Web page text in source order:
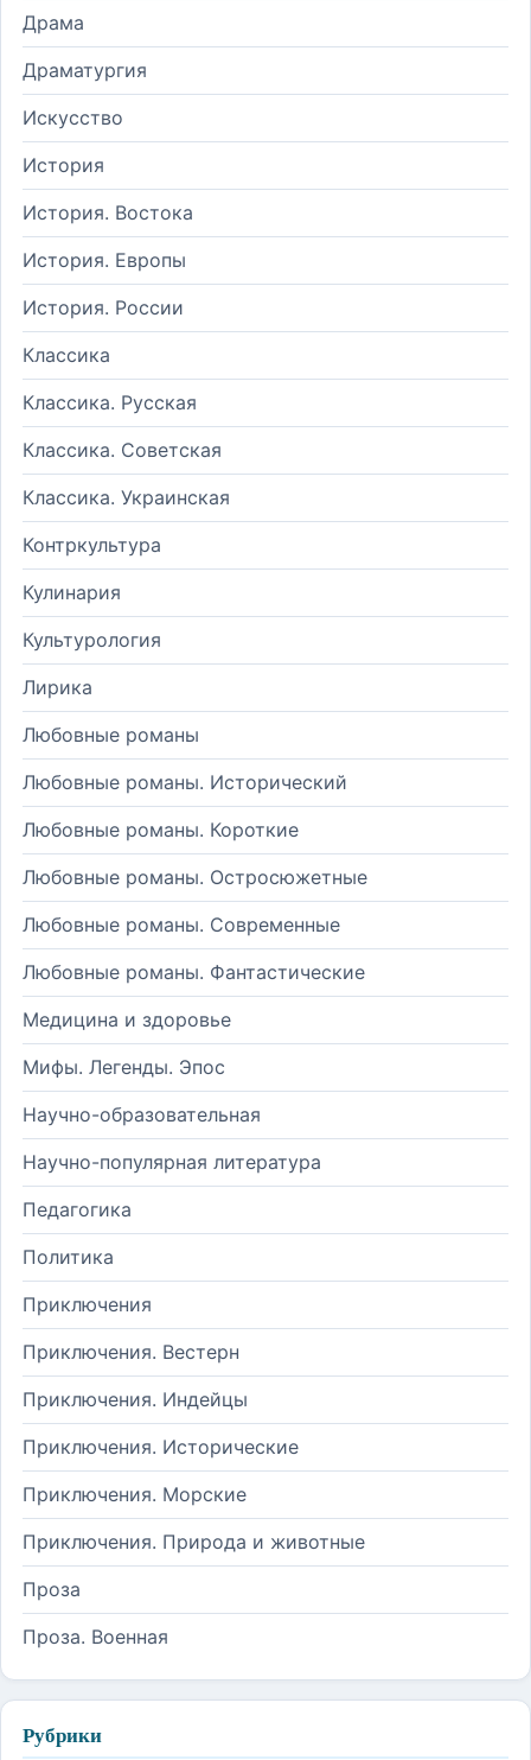
Драма
Драматургия
Искусство
История
История. Востока
История. Европы
История. России
Классика
Классика. Русская
Классика. Советская
Классика. Украинская
Контркультура
Кулинария
Культурология
Лирика
Любовные романы
Любовные романы. Исторический
Любовные романы. Короткие
Любовные романы. Остросюжетные
Любовные романы. Современные
Любовные романы. Фантастические
Медицина и здоровье
Мифы. Легенды. Эпос
Научно-образовательная
Научно-популярная литература
Педагогика
Политика
Приключения
Приключения. Вестерн
Приключения. Индейцы
Приключения. Исторические
Приключения. Морские
Приключения. Природа и животные
Проза
Проза. Военная
Рубрики